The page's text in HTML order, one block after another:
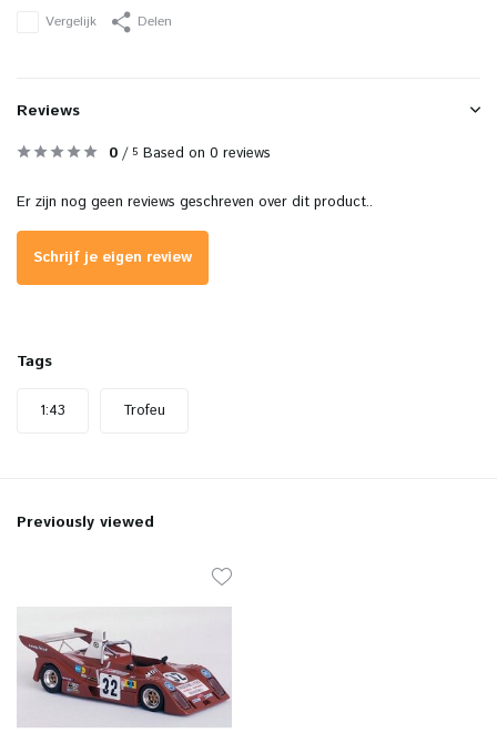
Vergelijk Delen
Reviews
0 / 5 Based on 0 reviews
Er zijn nog geen reviews geschreven over dit product..
Schrijf je eigen review
Tags
1:43 Trofeu
Previously viewed